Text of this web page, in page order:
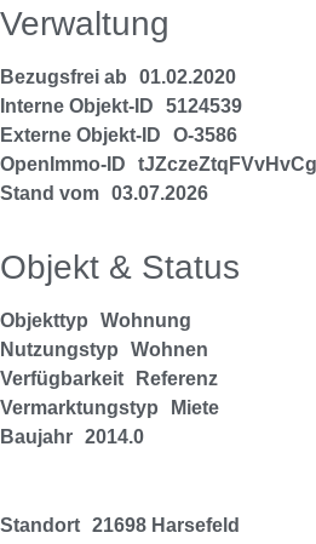
Verwaltung
Bezugsfrei ab
01.02.2020
Interne Objekt-ID
5124539
Externe Objekt-ID
O-3586
OpenImmo-ID
Stand vom 03.07.2026
Objekt & Status
Objekttyp
Wohnung
Nutzungstyp
Wohnen
Verfügbarkeit
Referenz
Vermarktungstyp
Miete
Baujahr 2014.0
Standort 21698 Harsefeld